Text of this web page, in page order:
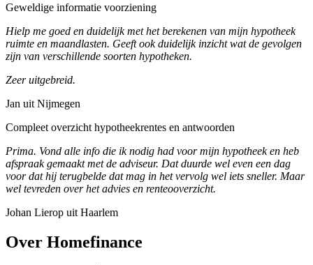
Geweldige informatie voorziening
Hielp me goed en duidelijk met het berekenen van mijn hypotheek
ruimte en maandlasten. Geeft ook duidelijk inzicht wat de gevolgen
zijn van verschillende soorten hypotheken.
Zeer uitgebreid.
Jan uit Nijmegen
Compleet overzicht hypotheekrentes en antwoorden
Prima. Vond alle info die ik nodig had voor mijn hypotheek en heb
afspraak gemaakt met de adviseur. Dat duurde wel even een dag
voor dat hij terugbelde dat mag in het vervolg wel iets sneller. Maar
wel tevreden over het advies en renteooverzicht.
Johan Lierop uit Haarlem
Over Homefinance